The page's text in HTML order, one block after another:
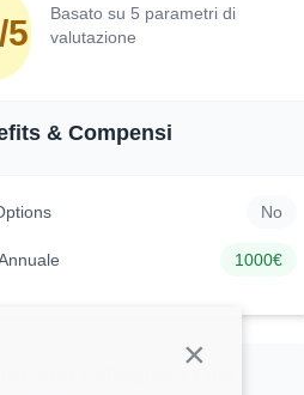
Continua
5
Basato su 5 parametri di
valutazione
& Compensi
No
1000€